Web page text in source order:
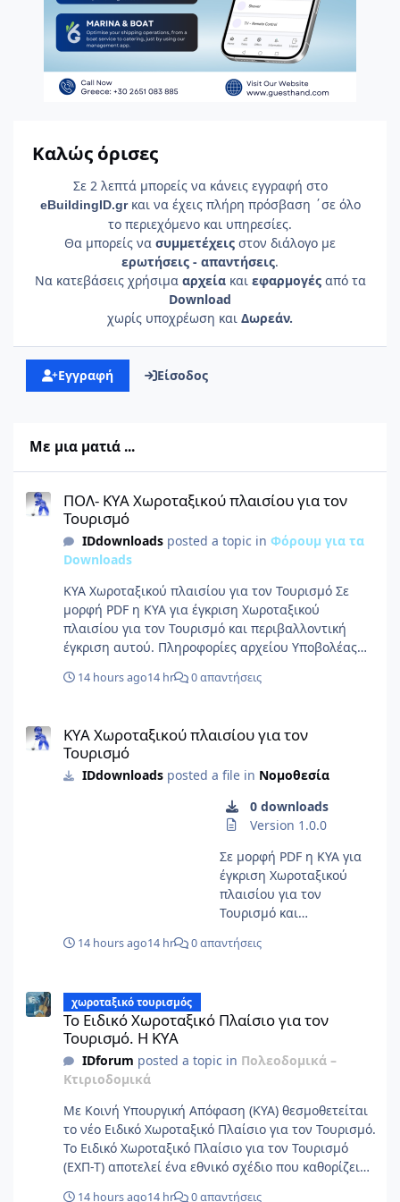
Καλώς όρισες
Σε 2 λεπτά μπορείς να κάνεις εγγραφή στο
eBuildingID.gr και να έχεις πλήρη πρόσβαση ΄σε όλο
το περιεχόμενο και υπηρεσίες.
Θα μπορείς να συμμετέχεις στον διάλογο με
ερωτήσεις - απαντήσεις.
Να κατεβάσεις χρήσιμα αρχείακαι εφαρμογέςαπό τα
Download
χωρίς υποχρέωση και Δωρεάν.
Εγγραφή Είσοδος
Με μια ματιά ...
ΠΟΛ- ΚΥΑ Χωροταξικού πλαισίου για τον
Τουρισμό
IDdownloadsposted a topic in Φόρουμ για τα
Downloads
ΚΥΑ Χωροταξικού πλαισίου για τον Τουρισμό Σε
μορφή PDF η ΚΥΑ για έγκριση Χωροταξικού
πλαισίου για τον Τουρισμό και περιβαλλοντική
έγκριση αυτού. Πληροφορίες αρχείου Υποβολέας
Προβολή αρχείου
14 hours ago14 hr 0 απαντήσεις
ΚΥΑ Χωροταξικού πλαισίου για τον
Τουρισμό
IDdownloadsposted a file in Νομοθεσία
0 downloads
Version 1.0.0
Σε μορφή PDF η ΚΥΑ για
έγκριση Χωροταξικού
πλαισίου για τον
Τουρισμό και
αυτού.
14 hours ago14 hr 0 απαντήσεις
χωροταξικό τουρισμός
Το Ειδικό Χωροταξικό Πλαίσιο για τον
Τουρισμό. Η ΚΥΑ
IDforum posted a topic in Πολεοδομικά –
Κτιριοδομικά
Με Κοινή Υπουργική Απόφαση (ΚΥΑ) θεσμοθετείται
το νέο Ειδικό Χωροταξικό Πλαίσιο για τον Τουρισμό.
Το Ειδικό Χωροταξικό Πλαίσιο για τον Τουρισμό
(ΕΧΠ-Τ) αποτελεί ένα εθνικό σχέδιο που καθορίζει
14 hours ago14 hr 0 απαντήσεις